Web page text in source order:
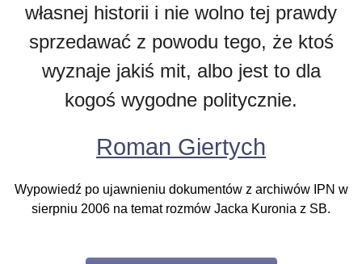
własnej historii i nie wolno tej prawdy
sprzedawać z powodu tego, że ktoś
wyznaje jakiś mit, albo jest to dla
kogoś wygodne politycznie.
Roman Giertych
Wypowiedź po ujawnieniu dokumentów z archiwów IPN w
sierpniu 2006 na temat rozmów Jacka Kuronia z SB.